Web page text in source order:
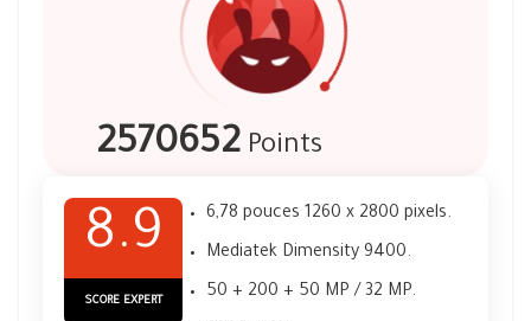
2570652 Points
8.9
SCORE EXPERT
6,78 pouces 1260 x 2800 pixels.
Mediatek Dimensity 9400.
50 + 200 + 50 MP / 32 MP.